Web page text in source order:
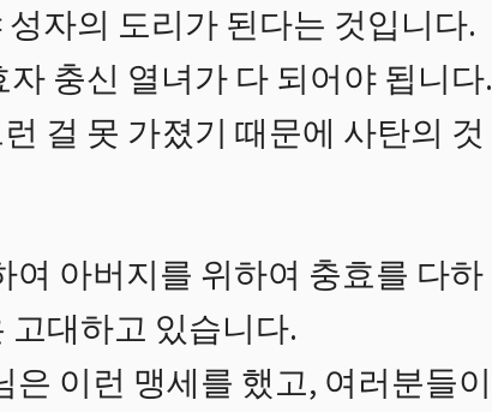
자의 도리가 된다는 것입니다.
충신 열녀가 다 되어야 됩니다.
걸 못 가졌기 때문에 사탄의 것
아버지를 위하여 충효를 다하
대하고 있습니다.
이런 맹세를 했고, 여러분들이